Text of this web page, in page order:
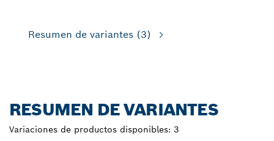
Resumen de variantes (3)
RESUMEN DE VARIANTES
Variaciones de productos disponibles: 3